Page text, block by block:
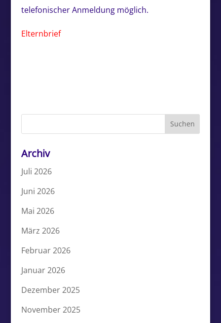
telefonischer Anmeldung möglich.
Elternbrief
Archiv
Juli 2026
Juni 2026
Mai 2026
März 2026
Februar 2026
Januar 2026
Dezember 2025
November 2025